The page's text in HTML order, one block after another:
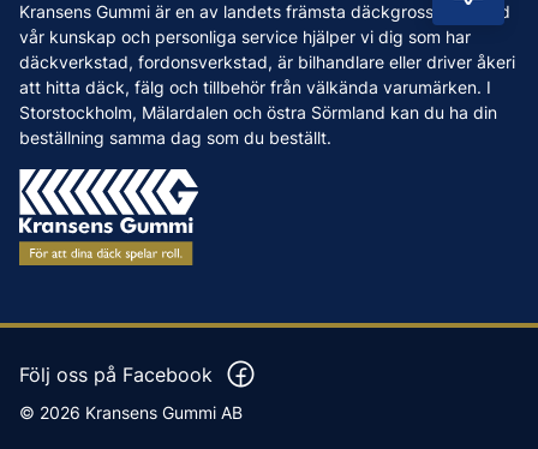
Kransens Gummi är en av landets främsta däckgrossister. Med
vår kunskap och personliga service hjälper vi dig som har
däckverkstad, fordonsverkstad, är bilhandlare eller driver åkeri
att hitta däck, fälg och tillbehör från välkända varumärken. I
Storstockholm, Mälardalen och östra Sörmland kan du ha din
beställning samma dag som du beställt.
Leverans
Reklamation & återköp
Betalning & faktura
Köpvillkor
Vanliga frågor och svar
Vi som jobbar på Kransens Gummi
Jobba hos oss
Nyheter
Tips & Råd
Varumärken
Våra Verkstäder
Press
Följ oss på Facebook
© 2026 Kransens Gummi AB